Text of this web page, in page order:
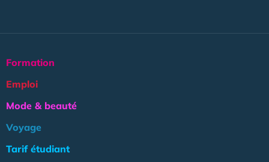
Formation
Emploi
Mode & beauté
Voyage
Tarif étudiant